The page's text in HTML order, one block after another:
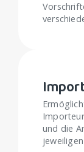
und die